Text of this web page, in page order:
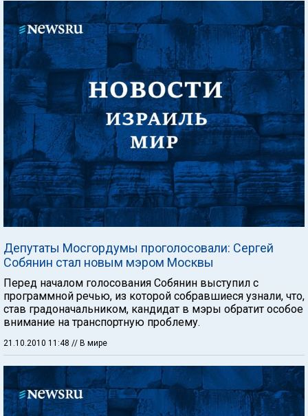
Депутаты Мосгордумы проголосовали: Сергей
Собянин стал новым мэром Москвы
Перед началом голосования Собянин выступил с
программной речью, из которой собравшиеся узнали, что,
став градоначальником, кандидат в мэры обратит особое
внимание на транспортную проблему.
21.10.2010 11:48 // В мире